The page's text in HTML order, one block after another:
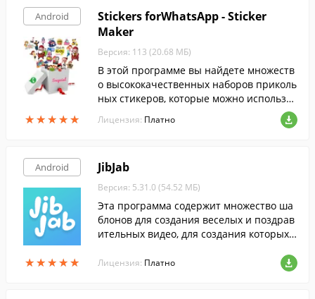
Android
★★★★★
★★★★★
Stickers forWhatsApp - Sticker
Maker
Версия: 113 (20.68 МБ)
В этой программе вы найдете множеств
о высококачественных наборов приколь
ных стикеров, которые можно использов
Лицензия: Платно
Android
★★★★★
★★★★★
JibJab
Версия: 5.31.0 (54.52 МБ)
Эта программа содержит множество ша
блонов для создания веселых и поздрав
ительных видео, для создания которых
Лицензия: Платно